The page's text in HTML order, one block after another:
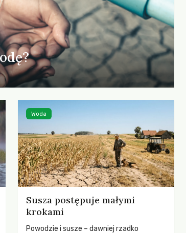
Susza postępuje małymi
krokami
Powodzie i susze – dawniej rzadko
Woda